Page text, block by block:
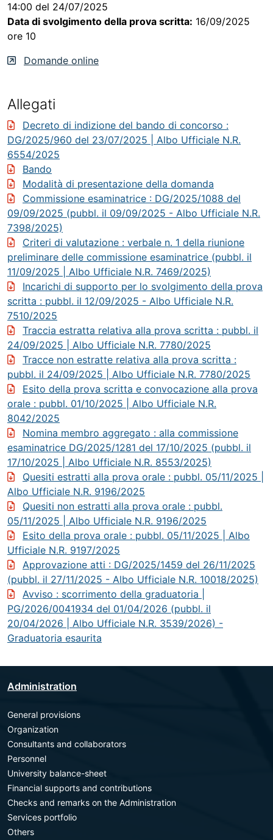
14:00 del 24/07/2025
Data di svolgimento della prova scritta: 16/09/2025
ore 10
Domande online
Allegati
Decreto di indizione del bando di concorso :
DG/2025/960 del 23/07/2025 | Albo Ufficiale N.R.
6554/2025
Bando
Modalità di presentazione della domanda
Commissione esaminatrice : DG/2025/1088 del
09/09/2025 (pubbl. il 09/09/2025 - Albo Ufficiale N.R.
7398/2025)
Criteri di valutazione : verbale n. 1 della riunione
preliminare delle commissione esaminatrice (pubbl. il
11/09/2025 | Albo Ufficiale N.R. 7469/2025)
Incarichi di supporto per lo svolgimento della prova
scritta : pubbl. il 12/09/2025 - Albo Ufficiale N.R.
7510/2025
Traccia estratta relativa alla prova scritta : pubbl. il
24/09/2025 | Albo Ufficiale N.R. 7780/2025
Tracce non estratte relativa alla prova scritta :
pubbl. il 24/09/2025 | Albo Ufficiale N.R. 7780/2025
Esito della prova scritta e convocazione alla prova
orale : pubbl. 01/10/2025 | Albo Ufficiale N.R.
8042/2025
Nomina membro aggregato : alla commissione
esaminatrice DG/2025/1281 del 17/10/2025 (pubbl. il
17/10/2025 | Albo Ufficiale N.R. 8553/2025)
Quesiti estratti alla prova orale : pubbl. 05/11/2025 |
Albo Ufficiale N.R. 9196/2025
Quesiti non estratti alla prova orale : pubbl.
05/11/2025 | Albo Ufficiale N.R. 9196/2025
Esito della prova orale : pubbl. 05/11/2025 | Albo
Ufficiale N.R. 9197/2025
Approvazione atti : DG/2025/1459 del 26/11/2025
(pubbl. il 27/11/2025 - Albo Ufficiale N.R. 10018/2025)
Avviso : scorrimento della graduatoria |
PG/2026/0041934 del 01/04/2026 (pubbl. il
20/04/2026 | Albo Ufficiale N.R. 3539/2026) -
Graduatoria esaurita
Administration
General provisions
Organization
Consultants and collaborators
Personnel
University balance-sheet
Financial supports and contributions
Checks and remarks on the Administration
Services portfolio
Others